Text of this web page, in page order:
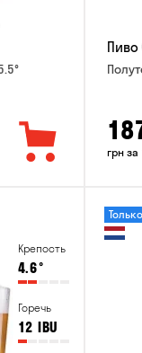
Пиво
грн
Крепость
4.6°
Горечь
12 IBU